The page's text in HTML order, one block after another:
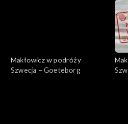
Makłowicz w podróży
Szwecja – Goeteborg